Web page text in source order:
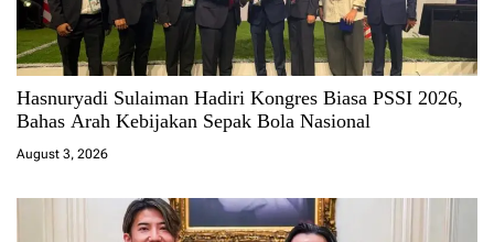
Hasnuryadi Sulaiman Hadiri Kongres Biasa PSSI 2026,
Bahas Arah Kebijakan Sepak Bola Nasional
August 3, 2026